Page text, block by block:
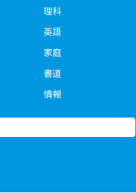
理科
英語
家庭
書道
情報